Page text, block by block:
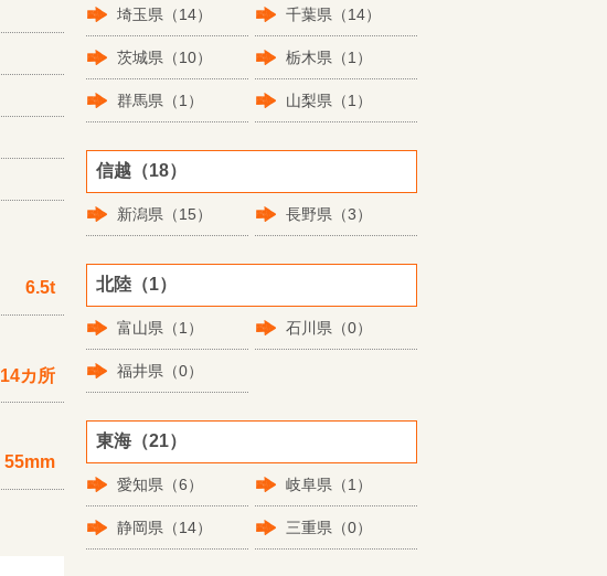
6.5t
14カ所
55mm
埼玉県（14） 千葉県（14）
茨城県（10） 栃木県（1）
群馬県（1） 山梨県（1）
信越（18）
新潟県（15） 長野県（3）
北陸（1）
富山県（1） 石川県（0）
福井県（0）
東海（21）
愛知県（6） 岐阜県（1）
静岡県（14） 三重県（0）